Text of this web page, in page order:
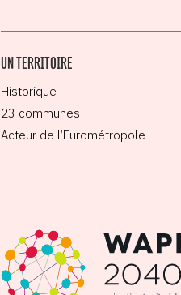
UN TERRITOIRE
Historique
23 communes
Acteur de l’Eurométropole